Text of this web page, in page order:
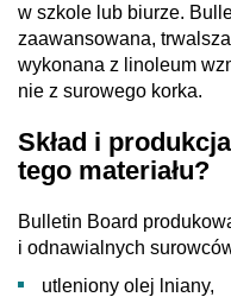
w szkole lub biurze.
zaawansowana,
wykonana z linoleum
nie z surowego korka.
Skład i
tego materiału?
Bulletin Board
i odnawialnych
utleniony olej lniany,